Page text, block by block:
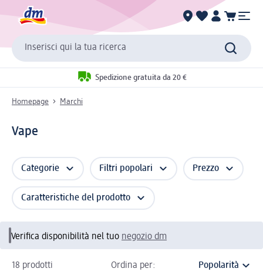
Inserisci qui la tua ricerca
Spedizione gratuita da 20 €
Homepage Marchi
Vape
Categorie Filtri popolari Prezzo
Caratteristiche del prodotto
Verifica disponibilità nel tuo negozio dm
18 prodotti Ordina per: